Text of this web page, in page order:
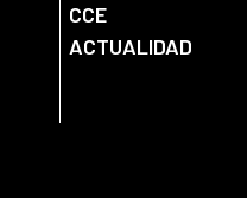
CCE
ACTUALIDAD